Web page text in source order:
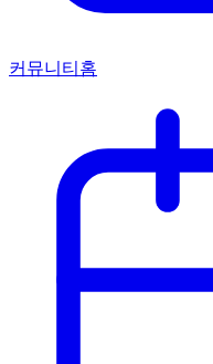
커뮤니티홈